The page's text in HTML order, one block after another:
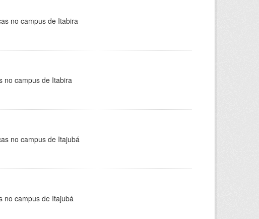
no campus de Itabira
no campus de Itabira
no campus de Itajubá
no campus de Itajubá